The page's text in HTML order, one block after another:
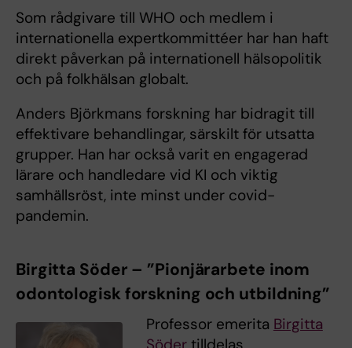
Som rådgivare till WHO och medlem i
internationella expertkommittéer har han haft
direkt påverkan på internationell hälsopolitik
och på folkhälsan globalt.
Anders Björkmans forskning har bidragit till
effektivare behandlingar, särskilt för utsatta
grupper. Han har också varit en engagerad
lärare och handledare vid KI och viktig
samhällsröst, inte minst under covid-
pandemin.
Birgitta Söder – ”Pionjärarbete inom
odontologisk forskning och utbildning”
Professor emerita Birgitta